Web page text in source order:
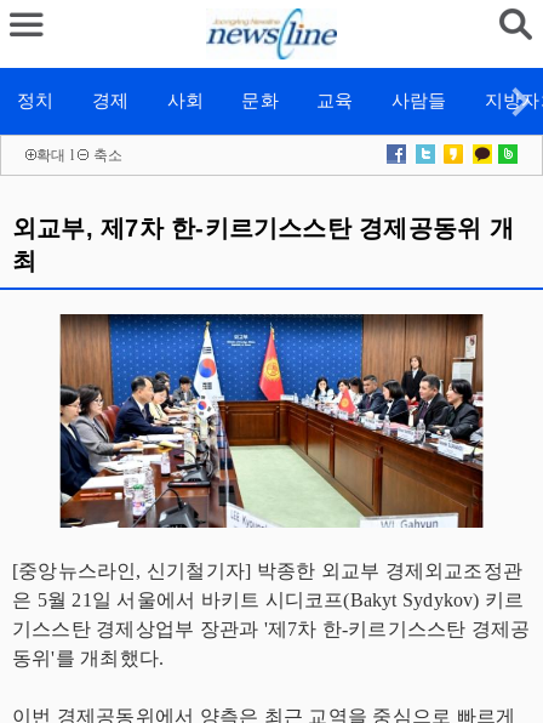
정치 경제 사회 문화 교육 사람들 지방
확대 l 축소
외교부, 제7차 한-키르기스스탄 경제공동위 개
최
[중앙뉴스라인, 신기철기자] 박종한 외교부 경제외교조정관
은 5월 21일 서울에서 바키트 시디코프(Bakyt Sydykov) 키르
기스스탄 경제상업부 장관과 '제7차 한-키르기스스탄 경제공
동위'를 개최했다.
이번 경제공동위에서 양측은 최근 교역을 중심으로 빠르게